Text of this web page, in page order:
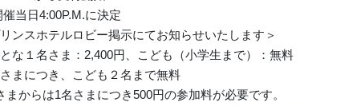
当日4:00P.M.に決定
ンスホテルロビー掲示にてお知らせいたします＞
１名さま：2,400円、こども（小学生まで）：無料
まにつき、こども２名まで無料
からは1名さまにつき500円の参加料が必要です。